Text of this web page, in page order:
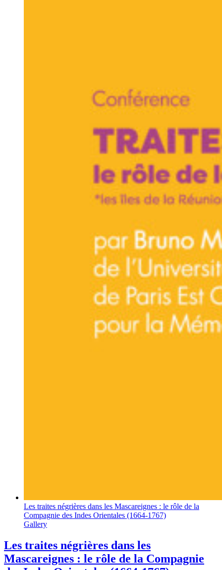
Les traites négrières dans les Mascareignes : le rôle de la
Compagnie des Indes Orientales (1664-1767)
Gallery
Les traites négrières dans les
Mascareignes : le rôle de la Compagnie